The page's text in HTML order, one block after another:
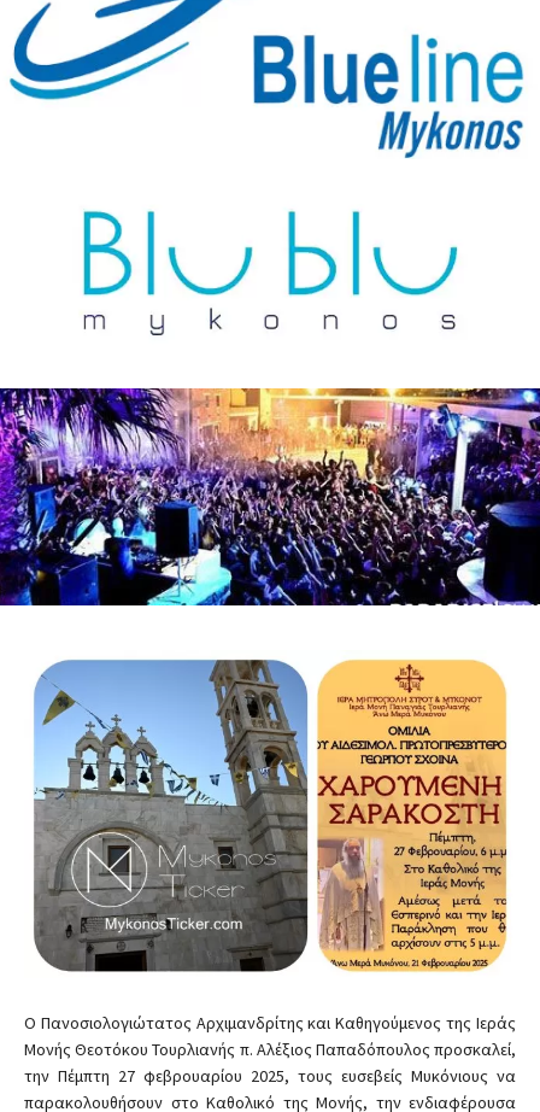
Ο Πανοσιολογιώτατος Αρχιμανδρίτης και Καθηγούμενος της Ιεράς
Μονής Θεοτόκου Τουρλιανής π. Αλέξιος Παπαδόπουλος προσκαλεί,
την Πέμπτη 27 φεβρουαρίου 2025, τους ευσεβείς Μυκόνιους να
παρακολουθήσουν στο Καθολικό της Μονής, την ενδιαφέρουσα